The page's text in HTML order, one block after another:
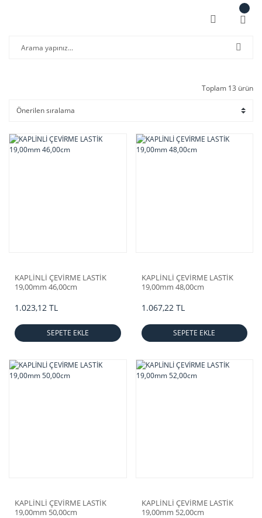
Toplam 13 ürün
KAPLİNLİ ÇEVİRME LASTİK
19,00mm 46,00cm
1.023,12 TL
SEPETE EKLE
KAPLİNLİ ÇEVİRME LASTİK
19,00mm 48,00cm
1.067,22 TL
SEPETE EKLE
KAPLİNLİ ÇEVİRME LASTİK
19,00mm 50,00cm
KAPLİNLİ ÇEVİRME LASTİK
19,00mm 52,00cm